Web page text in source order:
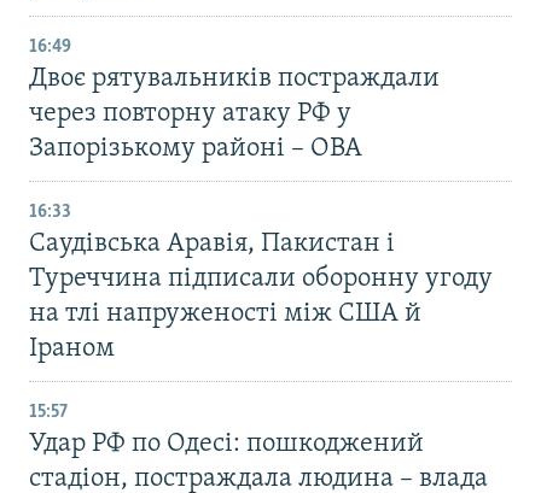
16:49
Двоє рятувальників постраждали
через повторну атаку РФ у
Запорізькому районі – ОВА
16:33
Саудівська Аравія, Пакистан і
Туреччина підписали оборонну угоду
на тлі напруженості між США й
Іраном
15:57
Удар РФ по Одесі: пошкоджений
стадіон, постраждала людина – влада